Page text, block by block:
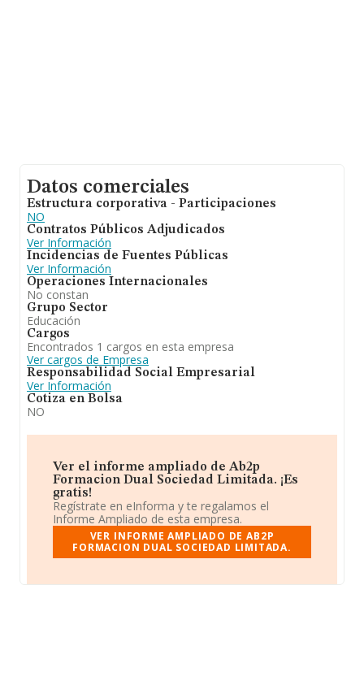
Datos comerciales
Estructura corporativa - Participaciones
NO
Contratos Públicos Adjudicados
Ver Información
Incidencias de Fuentes Públicas
Ver Información
Operaciones Internacionales
No constan
Grupo Sector
Educación
Cargos
Encontrados 1 cargos en esta empresa
Ver cargos de Empresa
Responsabilidad Social Empresarial
Ver Información
Cotiza en Bolsa
NO
Ver el informe ampliado de Ab2p
Formacion Dual Sociedad Limitada. ¡Es
gratis!
Regístrate en eInforma y te regalamos el
Informe Ampliado de esta empresa.
VER INFORME AMPLIADO DE AB2P
FORMACION DUAL SOCIEDAD LIMITADA.